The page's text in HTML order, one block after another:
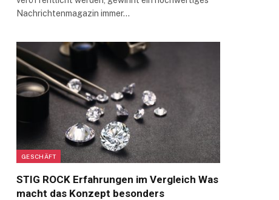
Nachrichtenmagazin immer…
GESCHÄFT
STIG ROCK Erfahrungen im Vergleich Was
macht das Konzept besonders